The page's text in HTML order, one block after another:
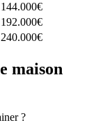
144.000€
192.000€
240.000€
maison
?